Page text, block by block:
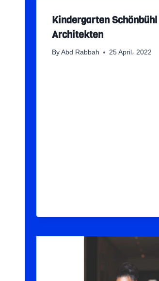
Kindergarten
Architekten
By Abd Rabbah 25 April، 2022